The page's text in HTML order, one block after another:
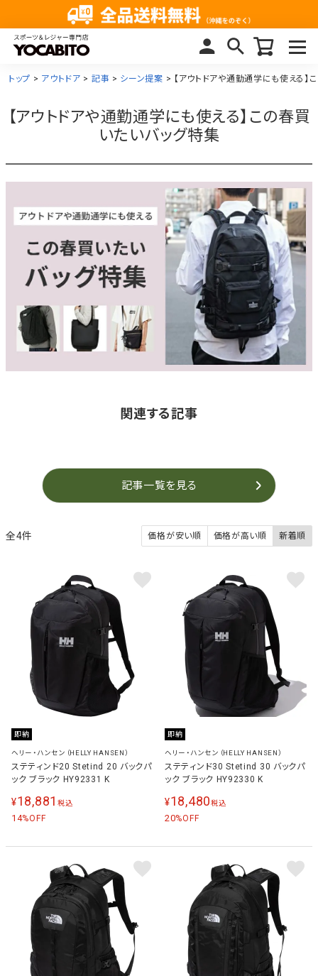
トップ アウトドア 記事 シーン提案 【アウトドアや通勤通学にも使える】
【アウトドアや通勤通学にも使える】この春買
いたいバッグ特集
関連する記事
記事一覧を見る
価格が安い順 価格が高い順 新着順
4
即納
ヘリー・ハンセン（HELLY HANSEN）
ステティンド20 Stetind 20 バックパ
ック ブラック HY92331 K
¥18,881 税込
14%OFF
即納
ヘリー・ハンセン（HELLY HANSEN）
ステティンド30 Stetind 30 バックパ
ック ブラック HY92330 K
¥18,480税込
20%OFF